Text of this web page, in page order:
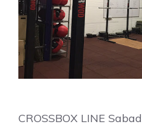
CROSSBOX LINE